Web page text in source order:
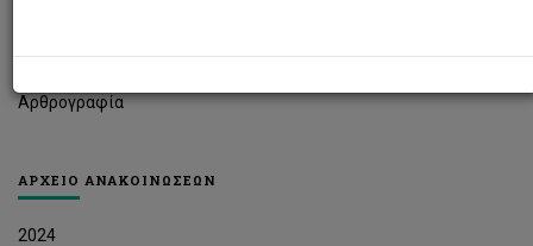
Αρθρογραφία
ΑΡΧΕΙΟ ΑΝΑΚΟΙΝΩΣΕΩΝ
2024